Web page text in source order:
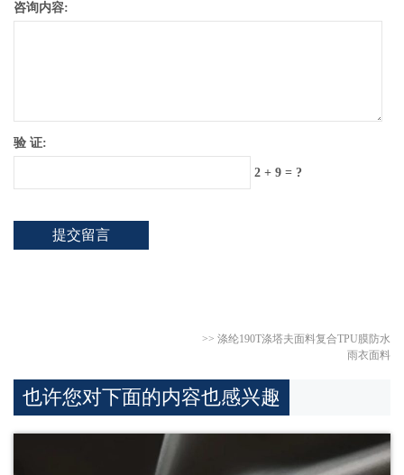
咨询内容:
验 证:
2 + 9 = ?
>> 涤纶190T涤塔夫面料复合TPU膜防水
雨衣面料
也许您对下面的内容也感兴趣